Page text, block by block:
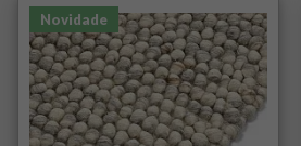
Novidade